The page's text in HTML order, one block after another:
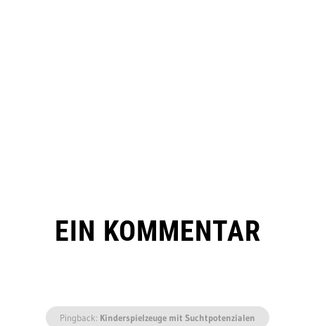
EIN KOMMENTAR
Pingback: Kinderspielzeuge mit Suchtpotenzialen